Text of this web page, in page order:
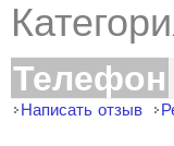
Телефон
Написать отзыв